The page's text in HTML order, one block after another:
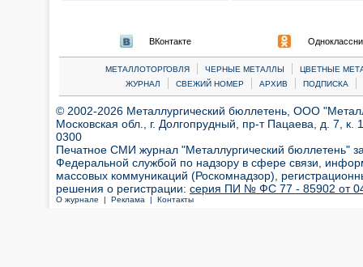
ВКонтакте
МЕТАЛЛОТОРГОВЛЯ | ЧЕРНЫЕ МЕТАЛЛЫ |
ЦВЕТНЫЕ
ЖУРНАЛ
| СВЕЖИЙ НОМЕР | АРХИВ | ПОДПИСКА |
© 2002-2026 Металлургический бюллетень, ООО
Московская обл., г. Долгопрудный, пр-т Пацаева, д. 7,
0300
Печатное СМИ журнал "Металлургический бюллетень"
Федеральной службой по надзору в сфере связи,
массовых коммуникаций (Роскомнадзор),
решения о регистрации: серия ПИ № ФС 77 - 85902 от 04
О журнале | Реклама | Контакты